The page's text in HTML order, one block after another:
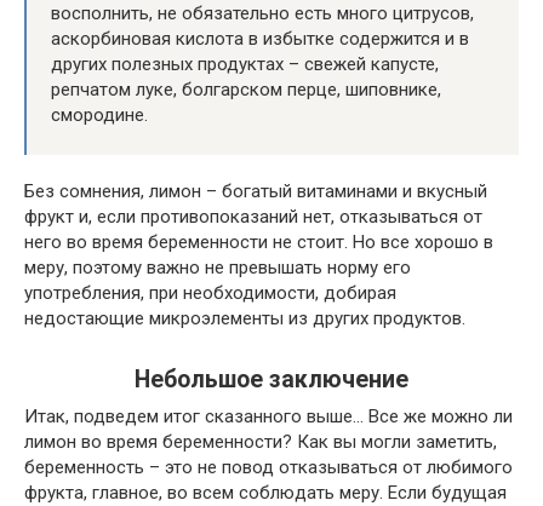
восполнить, не обязательно есть много цитрусов,
аскорбиновая кислота в избытке содержится и в
других полезных продуктах – свежей капусте,
репчатом луке, болгарском перце, шиповнике,
смородине.
Без сомнения, лимон – богатый витаминами и вкусный
фрукт и, если противопоказаний нет, отказываться от
него во время беременности не стоит. Но все хорошо в
меру, поэтому важно не превышать норму его
употребления, при необходимости, добирая
недостающие микроэлементы из других продуктов.
Небольшое заключение
Итак, подведем итог сказанного выше… Все же можно ли
лимон во время беременности? Как вы могли заметить,
беременность – это не повод отказываться от любимого
фрукта, главное, во всем соблюдать меру. Если будущая